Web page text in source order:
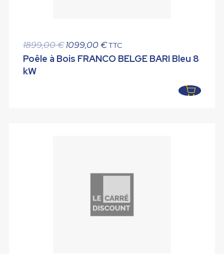
1899,00€ Le
prix
1099,00€Le
prix
TTC
Poêle à Bois FRANCO BELGE BARI Bleu 8
kW